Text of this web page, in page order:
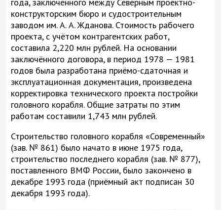
конструкторским бюро и судостроительным
заводом им. А. А. Жданова. Стоимость рабочего
проекта, с учётом контрагентских работ,
составила 2,220 млн рублей. На основании
заключённого договора, в период 1978 — 1981
годов была разработана приёмо-сдаточная и
эксплуатационная документация, произведена
корректировка технического проекта постройки
головного корабля. Общие затраты по этим
работам составили 1,743 млн рублей.
Строительство головного корабля «Современный»
(зав. № 861) было начато в июне 1975 года,
строительство последнего корабля (зав. № 877),
поставленного ВМФ России, было закончено в
декабре 1993 года (приёмный акт подписан 30
декабря 1993 года).